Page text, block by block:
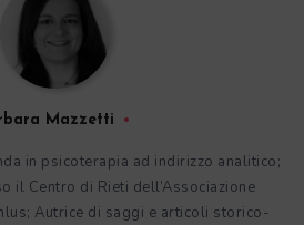
Mazzetti
in psicoterapia ad indirizzo analitico;
il Centro di Rieti dell’Associazione
Autrice di saggi e articoli storico-